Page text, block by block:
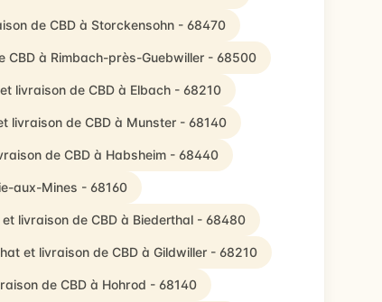
de CBD à Storckensohn - 68470
CBD à Rimbach-près-Guebwiller - 68500
livraison de CBD à Elbach - 68210
livraison de CBD à Munster - 68140
de CBD à Habsheim - 68440
aux-Mines - 68160
livraison de CBD à Biederthal - 68480
et livraison de CBD à Gildwiller - 68210
de CBD à Hohrod - 68140